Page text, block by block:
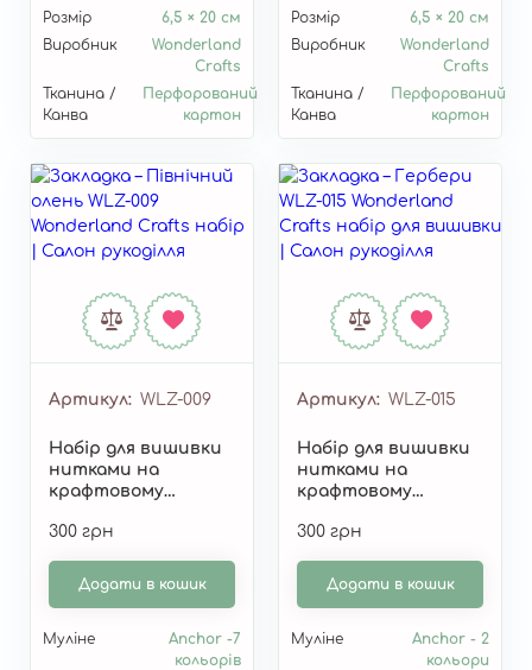
Розмір
6,5 × 20 см
Виробник
Wonderland
Crafts
Тканина /
Канва
Перфорований
картон
Розмір
6,5 × 20 см
Виробник
Wonderland
Crafts
Тканина /
Канва
Перфорований
картон
Артикул WLZ-009
Набір для вишивки
нитками на
крафтовому
Пiвнiчний олень»
300 грн
Додати в кошик
Муліне
Anchor -7
кольорів
Артикул WLZ-015
Набір для вишивки
нитками на
крафтовому
Гербери» WLZ-015
300 грн
Додати в кошик
Муліне
Anchor - 2
кольори